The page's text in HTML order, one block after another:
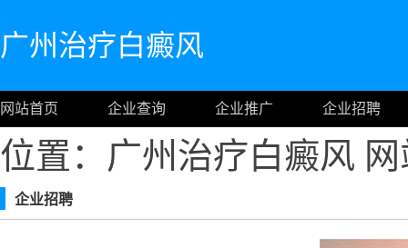
广州治疗白癜风
网站首页 企业查询 企业推广 企业招聘
位置：广州治疗白癜风
企业招聘